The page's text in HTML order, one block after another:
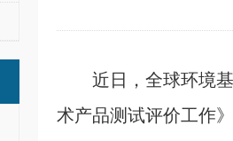
近日，全球环境
术产品测试评价工作